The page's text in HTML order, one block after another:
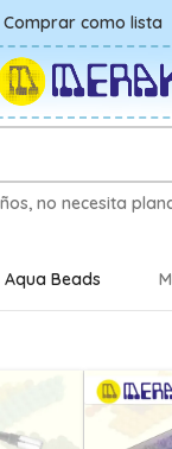
Comprar como lista
no necesita
Aqua Beads